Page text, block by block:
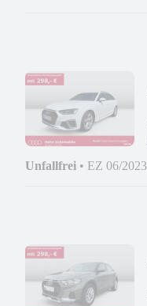
Unfallfrei • EZ 06/2023